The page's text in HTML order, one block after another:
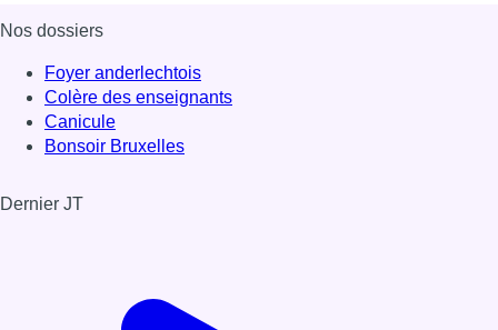
Nos dossiers
Foyer anderlechtois
Colère des enseignants
Canicule
Bonsoir Bruxelles
Dernier JT